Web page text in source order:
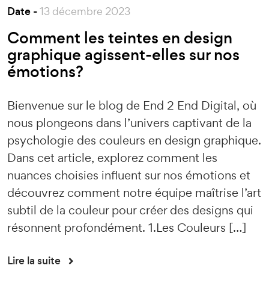
Date -13 décembre 2023
Comment les teintes en design
graphique agissent-elles sur nos
émotions?
Bienvenue sur le blog de End 2 End Digital, où
nous plongeons dans l’univers captivant de la
psychologie des couleurs en design graphique.
Dans cet article, explorez comment les
nuances choisies influent sur nos émotions et
découvrez comment notre équipe maîtrise l’art
subtil de la couleur pour créer des designs qui
résonnent profondément. 1.Les Couleurs […]
Lire la suite